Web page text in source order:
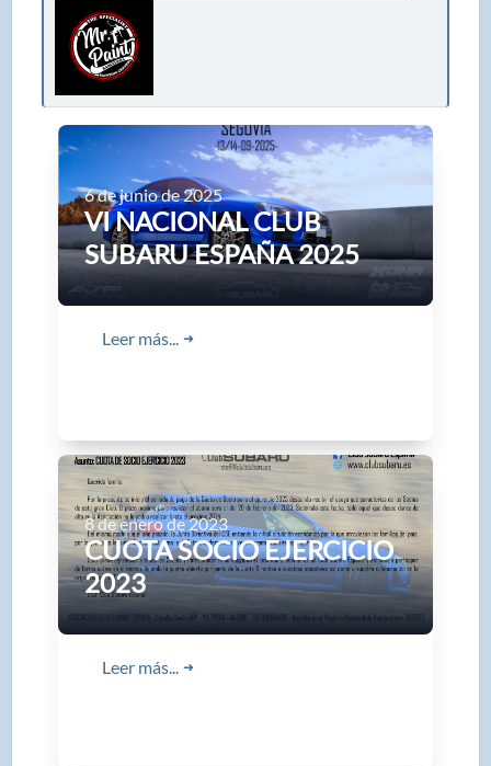
VI NACIONAL CLUB
SUBARU ESPAÑA 2025
6 de junio de 2025
Leer más... ➜
CUOTA SOCIO EJERCICIO
2023
8 de enero de 2023
Leer más... ➜